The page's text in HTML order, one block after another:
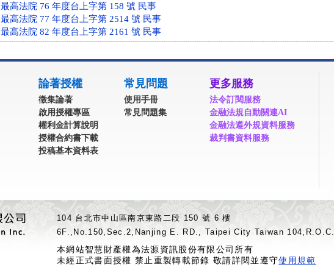
最高法院 76 年度台上字第 158 號 民事
最高法院 77 年度台上字第 2514 號 民事
最高法院 82 年度台上字第 2161 號 民事
論著授權
徵集論著
啟用授權專區
權利金計算說明
授權合約書下載
投稿基本資料表
常見問題
使用手冊
常見問題集
更多服務
法令訂閱服務
金融法規自動關連AI
金融法遵外規資料服務
裁判書資料服務
104 台北市中山區南京東路二段 150 號 6 樓
6F.,No.150,Sec.2,Nanjing E. RD., Taipei City Taiwan 104,R.O.C.
本網站智慧財產權為法源資訊股份有限公司所有
未經正式書面授權 禁止重製轉載節錄 敬請詳閱並遵守使用規範